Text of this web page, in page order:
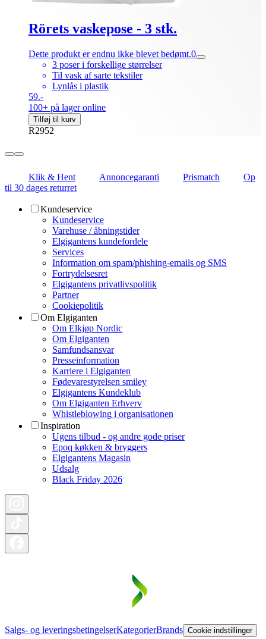
Rörets vaskepose - 3 stk.
Dette produkt er endnu ikke blevet bedømt.0
3 poser i forskellige størrelser
Til vask af sarte tekstiler
Lynlås i plastik
59.-
100+ på lager online
Tilføj til kurv
R2952
Klik & Hent Annoncegaranti Prismatch
Op
til 30 dages returret
Kundeservice
Kundeservice
Varehuse / åbningstider
Elgigantens kundefordele
Services
Information om spam/phishing-emails og SMS
Fortrydelsesret
Elgigantens privatlivspolitik
Partner
Cookiepolitik
Om Elgiganten
Om Elkjøp Nordic
Om Elgiganten
Samfundsansvar
Presseinformation
Karriere i Elgiganten
Fødevarestyrelsen smiley
Elgigantens Kundeklub
Om Elgiganten Erhverv
Whistleblowing i organisationen
Inspiration
Ugens tilbud - og andre gode priser
Epoq køkken & bryggers
Elgigantens Magasin
Udsalg
Black Friday 2026
Salgs- og leveringsbetingelserKategorierBrands Cookie indstillinger